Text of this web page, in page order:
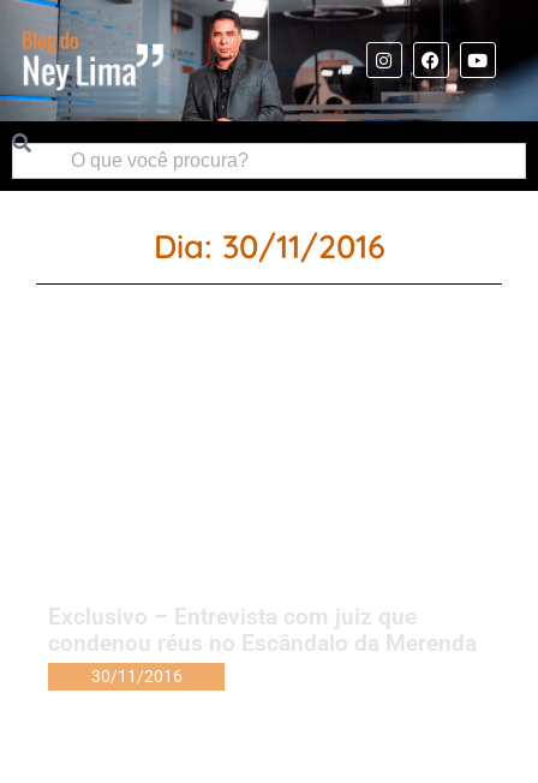
Dia: 30/11/2016
Exclusivo – Entrevista com juiz que
condenou réus no Escândalo da Merenda
30/11/2016